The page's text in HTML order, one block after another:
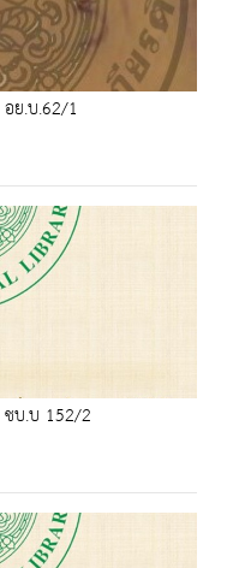
ย.บ.62/1
บ.บ 152/2